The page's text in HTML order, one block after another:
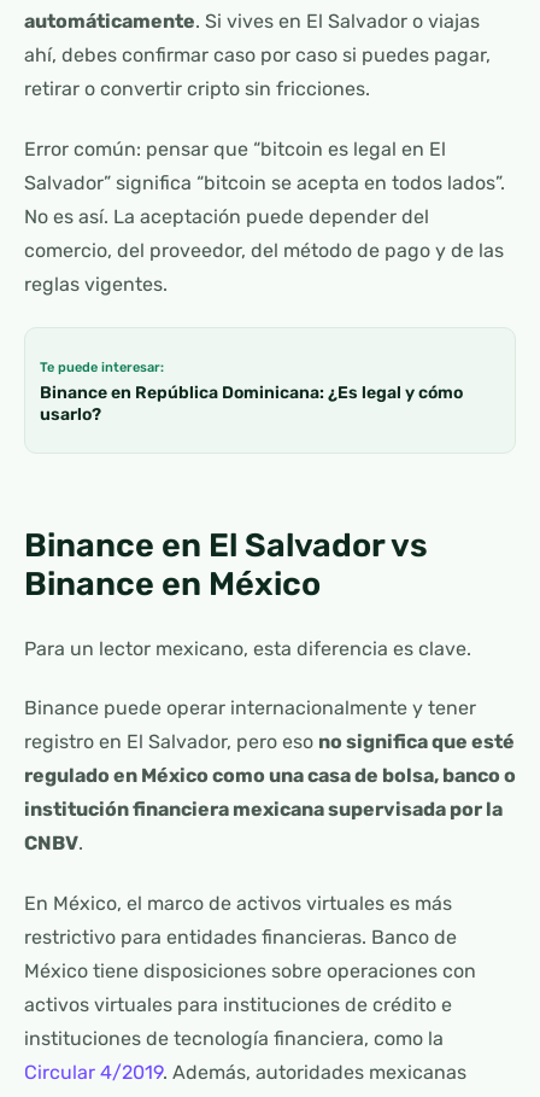
automáticamente. Si vives en El Salvador o viajas
ahí, debes confirmar caso por caso si puedes pagar,
retirar o convertir cripto sin fricciones.
Error común: pensar que “bitcoin es legal en El
Salvador” significa “bitcoin se acepta en todos lados”.
No es así. La aceptación puede depender del
comercio, del proveedor, del método de pago y de las
reglas vigentes.
Te puede interesar:
Binance en República Dominicana: ¿Es legal y cómo
usarlo?
Binance en El Salvador vs
Binance en México
Para un lector mexicano, esta diferencia es clave.
Binance puede operar internacionalmente y tener
registro en El Salvador, pero eso no significa que esté
regulado en México como una casa de bolsa, banco o
institución financiera mexicana supervisada por la
CNBV.
En México, el marco de activos virtuales es más
restrictivo para entidades financieras. Banco de
México tiene disposiciones sobre operaciones con
activos virtuales para instituciones de crédito e
instituciones de tecnología financiera, como la
Circular 4/2019. Además, autoridades mexicanas